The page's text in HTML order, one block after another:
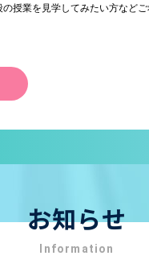
授業を見学してみたい方など
お知らせ
Information